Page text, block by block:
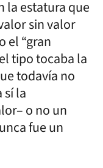
la estatura que
sin valor
el “gran
tipo tocaba la
todavía no
sí la
o no un
fue un